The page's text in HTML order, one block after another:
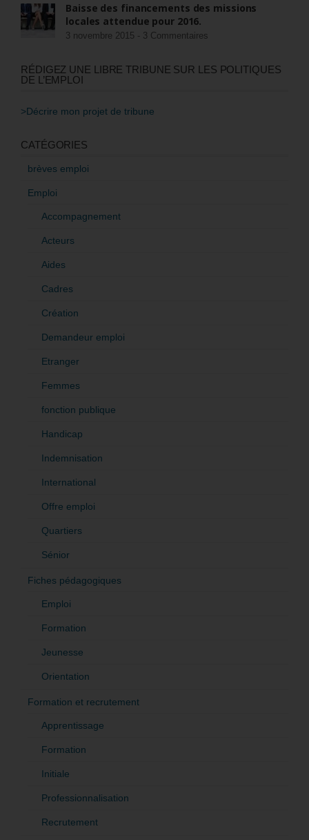
Baisse des financements des missions
locales attendue pour 2016.
3 novembre 2015 - 3 Commentaires
RÉDIGEZ UNE LIBRE TRIBUNE SUR LES POLITIQUES
DE L’EMPLOI
>Décrire mon projet de tribune
CATÉGORIES
brèves emploi
Emploi
Accompagnement
Acteurs
Aides
Cadres
Création
Demandeur emploi
Etranger
Femmes
fonction publique
Handicap
Indemnisation
International
Offre emploi
Quartiers
Sénior
Fiches pédagogiques
Emploi
Formation
Jeunesse
Orientation
Formation et recrutement
Apprentissage
Formation
Initiale
Professionnalisation
Recrutement